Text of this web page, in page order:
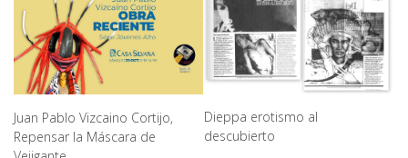
Juan Pablo Vizcaino Cortijo,
Repensar la Máscara de
Dieppa erotismo al
descubierto